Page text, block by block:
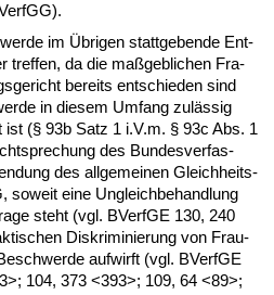
im Übri­gen statt­ge­ben­de Ent­
tref­fen, da die maßgeb­li­chen Fra­
be­reits ent­schie­den sind
in die­sem Um­fang zulässig
(§ 93b Satz 1 i.V.m. § 93c Abs. 1
des Bun­des­ver­fas­
des all­ge­mei­nen Gleich­heits­
so­weit ei­ne Un­gleich­be­hand­lung
steht (vgl. BVerfGE 130, 240
Dis­kri­mi­nie­rung von Frau­
auf­wirft (vgl. BVerfGE
104, 373 <393>; 109, 64 <89>;